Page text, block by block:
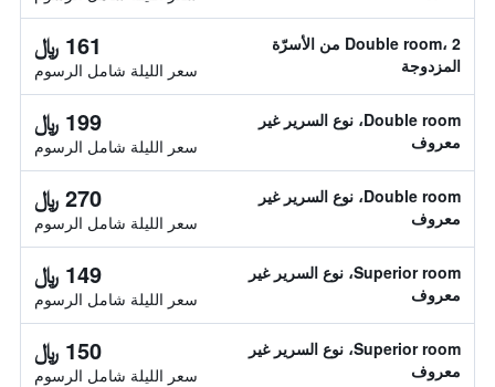
Double room، 2 من الأسرّة
المزدوجة
161 ﷼
سعر الليلة شامل الرسوم
Double room، نوع السرير غير
معروف
199 ﷼
سعر الليلة شامل الرسوم
Double room، نوع السرير غير
معروف
270 ﷼
سعر الليلة شامل الرسوم
Superior room، نوع السرير غير
معروف
149 ﷼
سعر الليلة شامل الرسوم
Superior room، نوع السرير غير
معروف
150 ﷼
سعر الليلة شامل الرسوم